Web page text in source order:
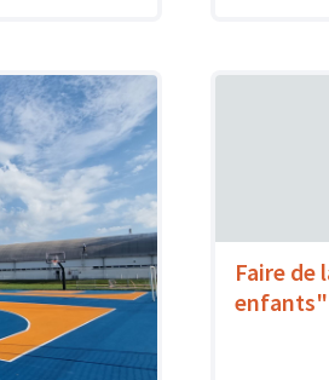
Faire de
enfants"